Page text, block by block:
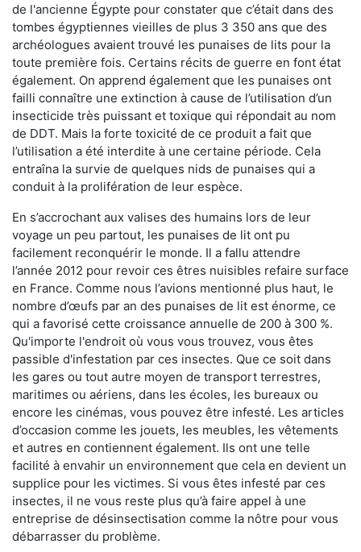
de l'ancienne Égypte pour constater que c’était dans des
tombes égyptiennes vieilles de plus 3 350 ans que des
archéologues avaient trouvé les punaises de lits pour la
toute première fois. Certains récits de guerre en font état
également. On apprend également que les punaises ont
failli connaître une extinction à cause de l’utilisation d’un
insecticide très puissant et toxique qui répondait au nom
de DDT. Mais la forte toxicité de ce produit a fait que
l’utilisation a été interdite à une certaine période. Cela
entraîna la survie de quelques nids de punaises qui a
conduit à la prolifération de leur espèce.
En s’accrochant aux valises des humains lors de leur
voyage un peu partout, les punaises de lit ont pu
facilement reconquérir le monde. Il a fallu attendre
l’année 2012 pour revoir ces êtres nuisibles refaire surface
en France. Comme nous l’avions mentionné plus haut, le
nombre d’œufs par an des punaises de lit est énorme, ce
qui a favorisé cette croissance annuelle de 200 à 300 %.
Qu'importe l'endroit où vous vous trouvez, vous êtes
passible d'infestation par ces insectes. Que ce soit dans
les gares ou tout autre moyen de transport terrestres,
maritimes ou aériens, dans les écoles, les bureaux ou
encore les cinémas, vous pouvez être infesté. Les articles
d’occasion comme les jouets, les meubles, les vêtements
et autres en contiennent également. Ils ont une telle
facilité à envahir un environnement que cela en devient un
supplice pour les victimes. Si vous êtes infesté par ces
insectes, il ne vous reste plus qu’à faire appel à une
entreprise de désinsectisation comme la nôtre pour vous
débarrasser du problème.